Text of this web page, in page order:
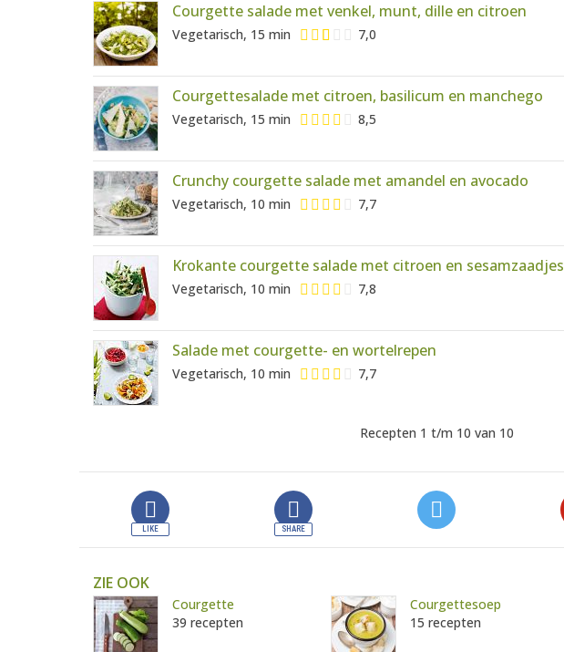
Courgette salade met venkel, munt, dille en citroen
Vegetarisch, 15 min 7,0
Courgettesalade met citroen, basilicum en manchego
Vegetarisch, 15 min 8,5
Crunchy courgette salade met amandel en avocado
Vegetarisch, 10 min 7,7
Krokante courgette salade met citroen en sesamzaadjes
Vegetarisch, 10 min 7,8
Salade met courgette- en wortelrepen
Vegetarisch, 10 min 7,7
Recepten 1 t/m 10 van 10
ZIE OOK
Courgette
39 recepten
Courgettesoep
15 recepten